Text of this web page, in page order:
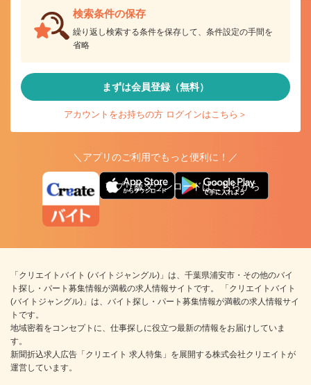
検索条件の保存
繰り返し検索する条件を保存して、条件設定の手間を
省略
まずは会員登録（無料）
アカウントをお持ちの方 ログインはこちら＞
＼アプリのご利用でもっと便利に！／
アプリ版ダウンロードはこちらから
「クリエイトバイト (バイトジャングル)」は、千葉県浦安市・その他のバイ
ト探し・パート募集情報が満載の求人情報サイトです。 「クリエイトバイト
(バイトジャングル)」は、バイト探し・パート募集情報が満載の求人情報サイ
トです。
地域密着をコンセプトに、仕事探しに役立つ最新の情報をお届けしていま
す。
新聞折込求人広告「クリエイト 求人特集」を展開する株式会社クリエイトが
運営しています。